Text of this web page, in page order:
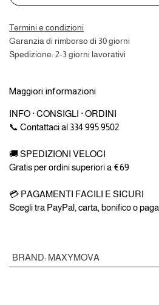
Termini e condizioni
Garanzia di rimborso di 30 giorni
Spedizione: 2-3 giorni lavorativi
Maggiori informazioni
INFO · CONSIGLI · ORDINI
📞 Contattaci al 334 995 9502
🚚 SPEDIZIONI VELOCI
Gratis per ordini superiori a €69
💳 PAGAMENTI FACILI E SICURI
Scegli tra PayPal, carta, bonifico o
BRAND: MAXYMOVA